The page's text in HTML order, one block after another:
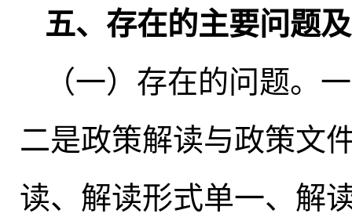
五、存在的主要问题
（一）存在的问题。
二是政策解读与政策文
读、解读形式单一、解